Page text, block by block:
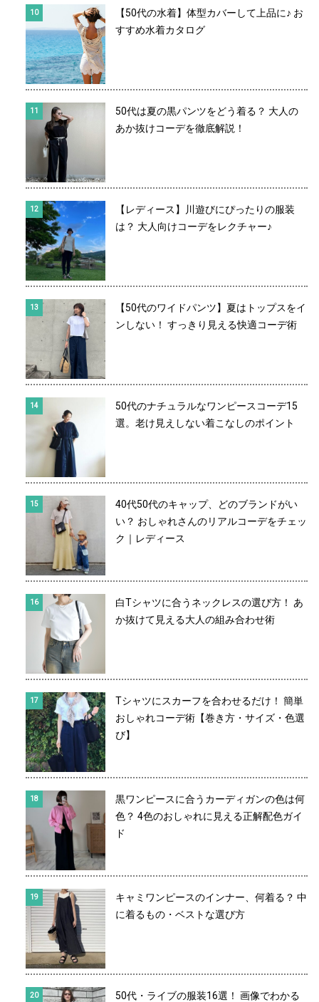
【50代の水着】体型カバーして上品に♪ お
すすめ水着カタログ
50代は夏の黒パンツをどう着る？ 大人の
あか抜けコーデを徹底解説！
【レディース】川遊びにぴったりの服装
は？ 大人向けコーデをレクチャー♪
【50代のワイドパンツ】夏はトップスをイ
ンしない！ すっきり見える快適コーデ術
50代のナチュラルなワンピースコーデ15
選。老け見えしない着こなしのポイント
40代50代のキャップ、どのブランドがい
い？ おしゃれさんのリアルコーデをチェッ
ク｜レディース
白Tシャツに合うネックレスの選び方！ あ
か抜けて見える大人の組み合わせ術
Tシャツにスカーフを合わせるだけ！ 簡単
おしゃれコーデ術【巻き方・サイズ・色選
び】
黒ワンピースに合うカーディガンの色は何
色？ 4色のおしゃれに見える正解配色ガイ
ド
キャミワンピースのインナー、何着る？ 中
に着るもの・ベストな選び方
50代・ライブの服装16選！ 画像でわかる